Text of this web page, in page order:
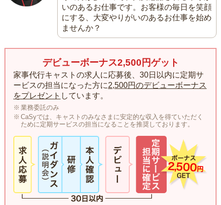
いのあるお仕事です。お客様の毎日を笑顔
にする、大変やりがいのあるお仕事を始め
ませんか？
デビューボーナス2,500円ゲット
家事代行キャストの求人に応募後、30日以内に定期サ
ービスの担当になった方に2,500円のデビューボーナス
をプレゼント しています。
業務委託のみ
CaSyでは、キャストのみなさまに安定的な収入を得ていただく
ために定期サービスの担当になることを推奨しております。